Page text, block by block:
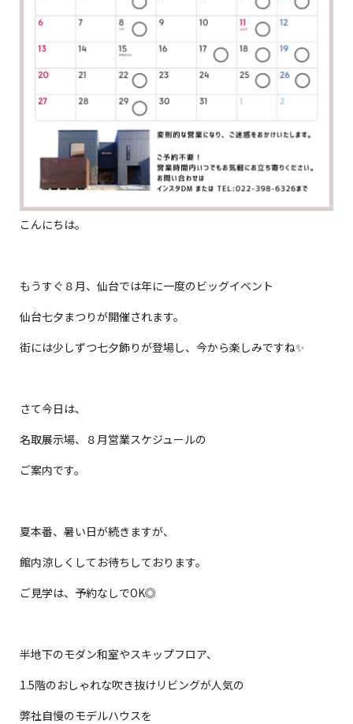
こんにちは。
もうすぐ８月、仙台では年に一度のビッグイベント
仙台七夕まつりが開催されます。
街には少しずつ七夕飾りが登場し、今から楽しみですね✨
さて今日は、
名取展示場、８月営業スケジュールの
ご案内です。
夏本番、暑い日が続きますが、
館内涼しくしてお待ちしております。
ご見学は、予約なしでOK◎
半地下のモダン和室やスキップフロア、
1.5階のおしゃれな吹き抜けリビングが人気の
弊社自慢のモデルハウスを